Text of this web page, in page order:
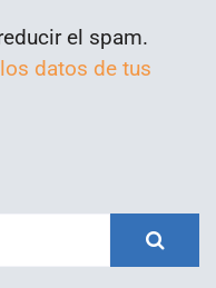
el spam.
datos de tus